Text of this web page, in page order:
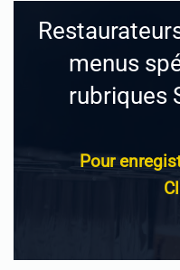
menus
rubriques
Pour